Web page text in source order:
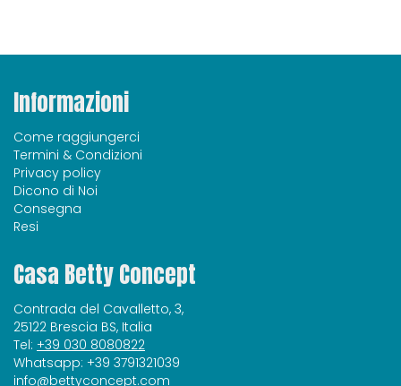
Informazioni
Come raggiungerci
Termini & Condizioni
Privacy policy
Dicono di Noi
Consegna
Resi
Casa Betty Concept
Contrada del Cavalletto, 3,
25122 Brescia BS, Italia
Tel: +39 030 8080822
Whatsapp: +39 3791321039
info@bettyconcept.com